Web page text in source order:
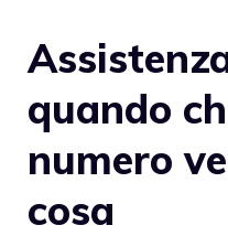
quando
numero
cosa